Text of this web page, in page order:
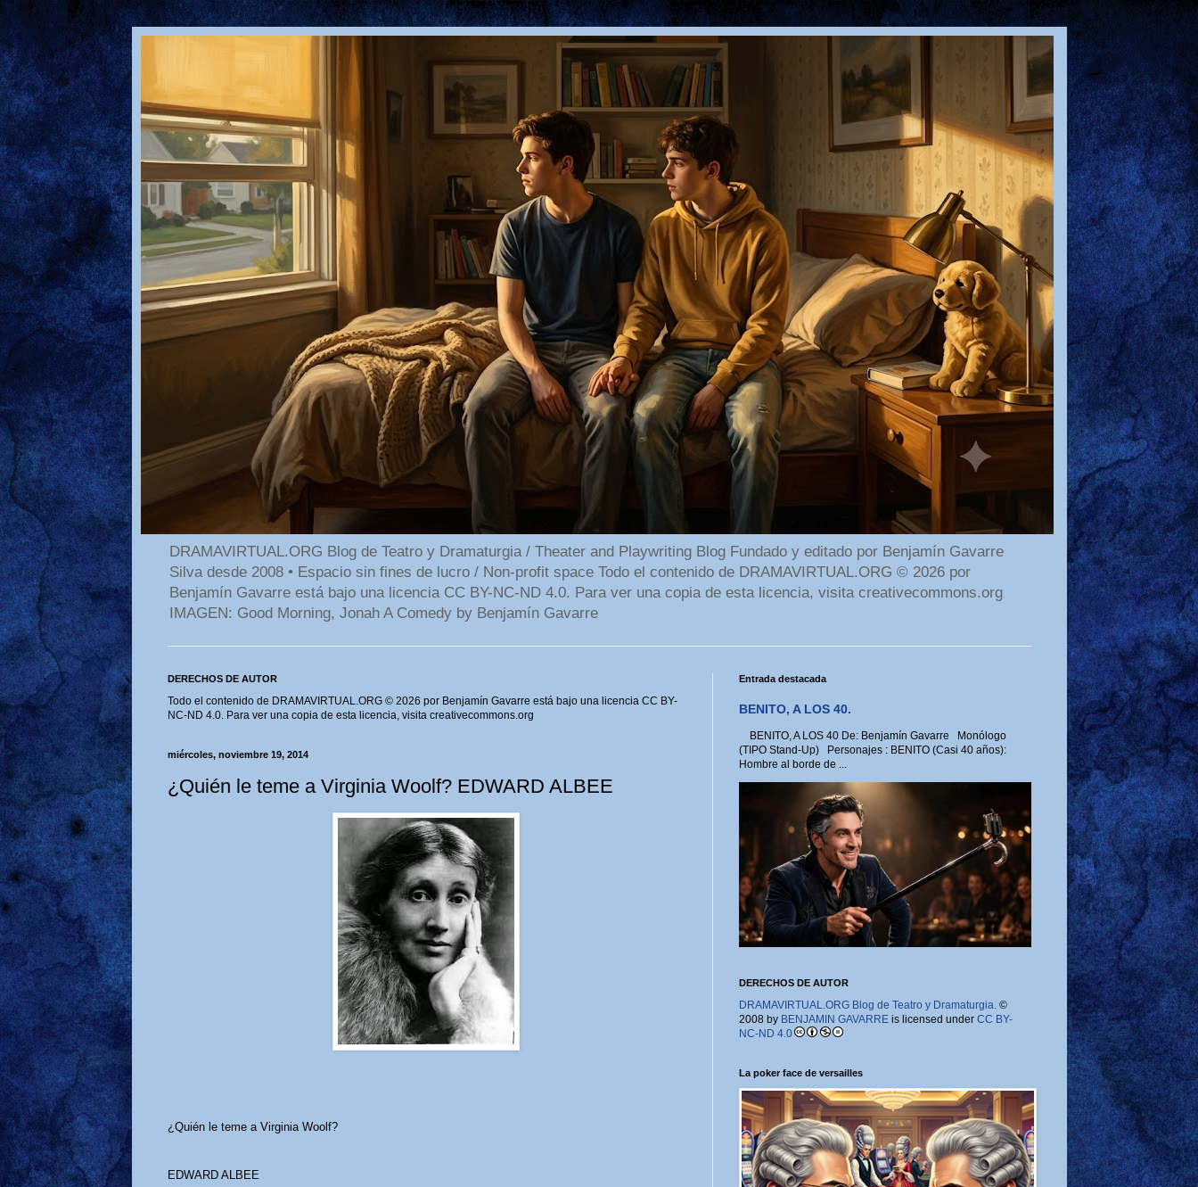
DRAMAVIRTUAL.ORG Blog de Teatro y Dramaturgia / Theater and Playwriting Blog Fundado y editado por Benjamín Gavarre
Silva desde 2008 • Espacio sin fines de lucro / Non-profit space Todo el contenido de DRAMAVIRTUAL.ORG © 2026 por
Benjamín Gavarre está bajo una licencia CC BY-NC-ND 4.0. Para ver una copia de esta licencia, visita creativecommons.org
IMAGEN: Good Morning, Jonah A Comedy by Benjamín Gavarre
DERECHOS DE AUTOR
Todo el contenido de DRAMAVIRTUAL.ORG © 2026 por Benjamín Gavarre está bajo una licencia CC BY-
NC-ND 4.0. Para ver una copia de esta licencia, visita creativecommons.org
miércoles, noviembre 19, 2014
¿Quién le teme a Virginia Woolf? EDWARD ALBEE
¿Quién le teme a Virginia Woolf?
EDWARD ALBEE
Entrada destacada
BENITO, A LOS 40.
BENITO, A LOS 40 De: Benjamín Gavarre Monólogo
(TIPO Stand-Up) Personajes : BENITO (Casi 40 años):
Hombre al borde de ...
DERECHOS DE AUTOR
DRAMAVIRTUAL.ORG Blog de Teatro y Dramaturgia. ©
2008 by BENJAMIN GAVARREis licensed under CC BY-
NC-ND 4.0
La poker face de versailles